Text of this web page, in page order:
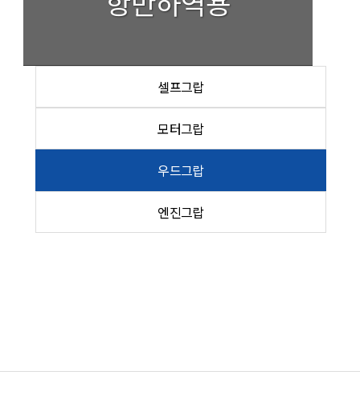
셀프그랍
모터그랍
우드그랍
엔진그랍